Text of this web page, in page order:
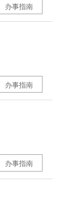
办事指南
办事指南
办事指南